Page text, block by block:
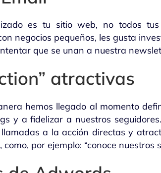
es tu sitio web, no todos
negocios pequeños, les gusta
que se unan a nuestra
atractivas
hemos llegado al momento
y a fidelizar a nuestros
a la acción directas y
por ejemplo: “conoce nuestros